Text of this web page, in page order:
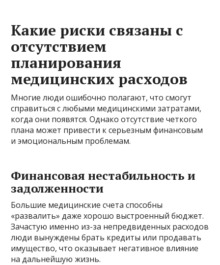
Какие риски связаны с
отсутствием
планирования
медицинских расходов
Многие люди ошибочно полагают, что смогут
справиться с любыми медицинскими затратами,
когда они появятся. Однако отсутствие четкого
плана может привести к серьезным финансовым
и эмоциональным проблемам.
Финансовая нестабильность и
задолженности
Большие медицинские счета способны
«развалить» даже хорошо выстроенный бюджет.
Зачастую именно из-за непредвиденных расходов
люди вынуждены брать кредиты или продавать
имущество, что оказывает негативное влияние
на дальнейшую жизнь.